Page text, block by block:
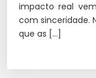
impacto real
com sinceridade.
que as […]